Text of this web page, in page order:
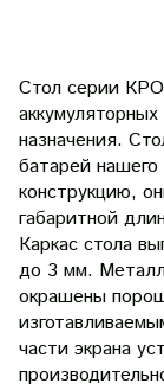
Стол серии
назначения.
батарей
конструкцию,
габаритной
Каркас стола
до 3 мм.
окрашены
части экрана